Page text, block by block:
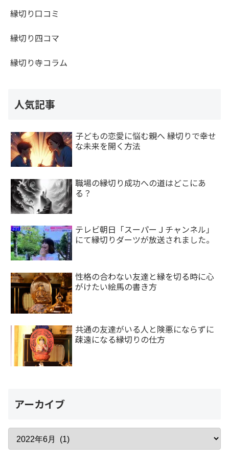
縁切り口コミ
縁切り四コマ
縁切り寺コラム
人気記事
子どもの恋愛に悩む親へ 縁切りで幸せ
な未来を開く方法
職場の縁切り成功への道はどこにあ
る？
テレビ朝日「スーパーＪチャンネル」
にて縁切りダーツが放送されました。
性格の合わない友達と縁を切る時に心
がけたい絵馬の書き方
共通の友達がいる人と険悪にならずに
疎遠になる縁切りの仕方
アーカイブ